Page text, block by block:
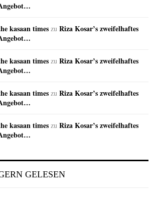
kasaan times zu Riza Kosar’s zweifelhaftes
kasaan times zu Riza Kosar’s zweifelhaftes
kasaan times zu Riza Kosar’s zweifelhaftes
kasaan times zu Riza Kosar’s zweifelhaftes
GELESEN